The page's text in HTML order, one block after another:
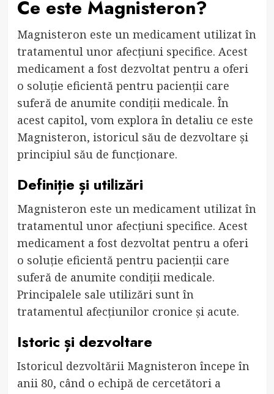
Ce este Magnisteron?
Magnisteron este un medicament utilizat în
tratamentul unor afecțiuni specifice. Acest
medicament a fost dezvoltat pentru a oferi
o soluție eficientă pentru pacienții care
suferă de anumite condiții medicale. În
acest capitol, vom explora în detaliu ce este
Magnisteron, istoricul său de dezvoltare și
principiul său de funcționare.
Definiție și utilizări
Magnisteron este un medicament utilizat în
tratamentul unor afecțiuni specifice. Acest
medicament a fost dezvoltat pentru a oferi
o soluție eficientă pentru pacienții care
suferă de anumite condiții medicale.
Principalele sale utilizări sunt în
tratamentul afecțiunilor cronice și acute.
Istoric și dezvoltare
Istoricul dezvoltării Magnisteron începe în
anii 80, când o echipă de cercetători a